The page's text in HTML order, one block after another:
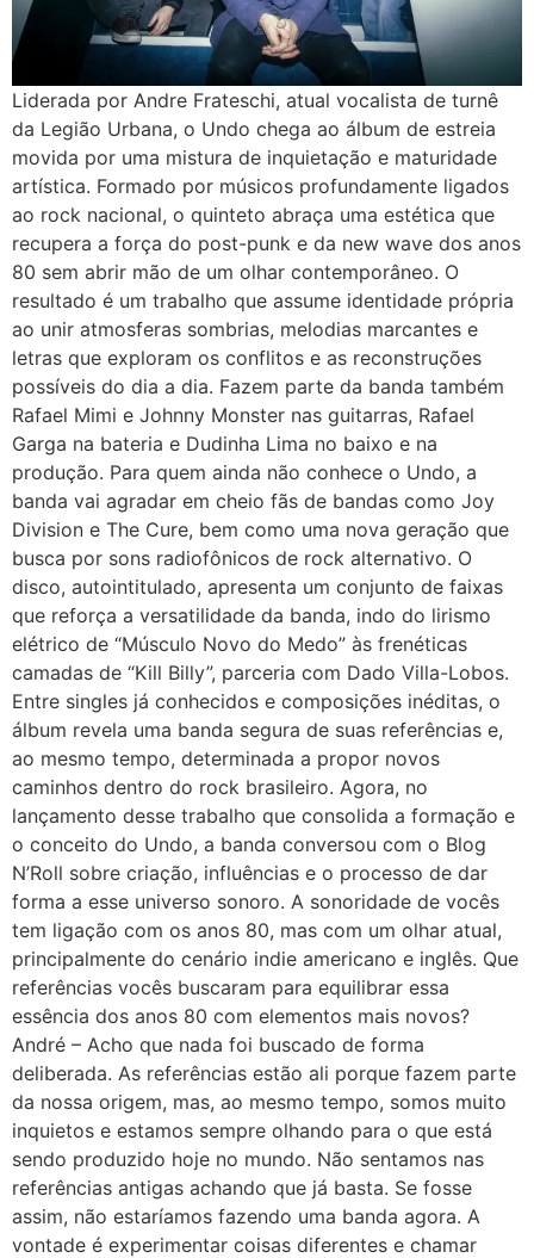
Liderada por Andre Frateschi, atual vocalista de turnê
da Legião Urbana, o Undo chega ao álbum de estreia
movida por uma mistura de inquietação e maturidade
artística. Formado por músicos profundamente ligados
ao rock nacional, o quinteto abraça uma estética que
recupera a força do post-punk e da new wave dos anos
80 sem abrir mão de um olhar contemporâneo. O
resultado é um trabalho que assume identidade própria
ao unir atmosferas sombrias, melodias marcantes e
letras que exploram os conflitos e as reconstruções
possíveis do dia a dia. Fazem parte da banda também
Rafael Mimi e Johnny Monster nas guitarras, Rafael
Garga na bateria e Dudinha Lima no baixo e na
produção. Para quem ainda não conhece o Undo, a
banda vai agradar em cheio fãs de bandas como Joy
Division e The Cure, bem como uma nova geração que
busca por sons radiofônicos de rock alternativo. O
disco, autointitulado, apresenta um conjunto de faixas
que reforça a versatilidade da banda, indo do lirismo
elétrico de “Músculo Novo do Medo” às frenéticas
camadas de “Kill Billy”, parceria com Dado Villa-Lobos.
Entre singles já conhecidos e composições inéditas, o
álbum revela uma banda segura de suas referências e,
ao mesmo tempo, determinada a propor novos
caminhos dentro do rock brasileiro. Agora, no
lançamento desse trabalho que consolida a formação e
o conceito do Undo, a banda conversou com o Blog
N’Roll sobre criação, influências e o processo de dar
forma a esse universo sonoro. A sonoridade de vocês
tem ligação com os anos 80, mas com um olhar atual,
principalmente do cenário indie americano e inglês. Que
referências vocês buscaram para equilibrar essa
essência dos anos 80 com elementos mais novos?
André – Acho que nada foi buscado de forma
deliberada. As referências estão ali porque fazem parte
da nossa origem, mas, ao mesmo tempo, somos muito
inquietos e estamos sempre olhando para o que está
sendo produzido hoje no mundo. Não sentamos nas
referências antigas achando que já basta. Se fosse
assim, não estaríamos fazendo uma banda agora. A
vontade é experimentar coisas diferentes e chamar